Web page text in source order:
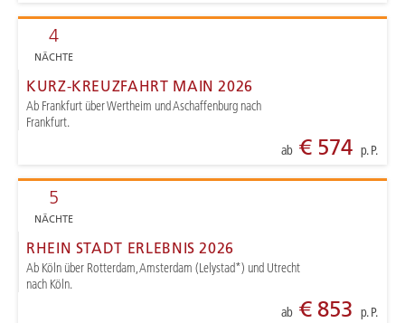
4
NÄCHTE
KURZ-KREUZFAHRT MAIN 2026
Ab Frankfurt über Wertheim und Aschaffenburg nach
Frankfurt.
ab€ 574 p. P.
5
NÄCHTE
RHEIN STADT ERLEBNIS 2026
Ab Köln über Rotterdam, Amsterdam (Lelystad*) und Utrecht
nach Köln.
ab€ 853 p. P.